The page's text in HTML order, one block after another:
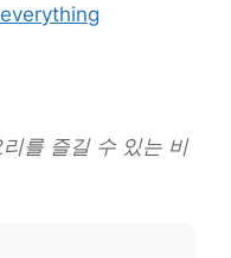
를 즐길 수 있는 비